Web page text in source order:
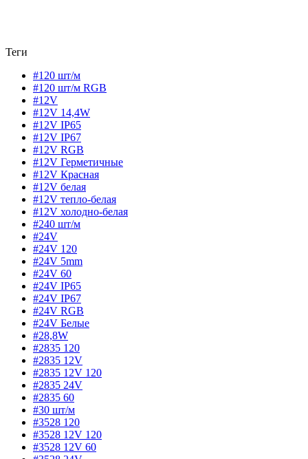
Теги
#120 шт/м
#120 шт/м RGB
#12V
#12V 14,4W
#12V IP65
#12V IP67
#12V RGB
#12V Герметичные
#12V Красная
#12V белая
#12V тепло-белая
#12V холодно-белая
#240 шт/м
#24V
#24V 120
#24V 5mm
#24V 60
#24V IP65
#24V IP67
#24V RGB
#24V Белые
#28,8W
#2835 120
#2835 12V
#2835 12V 120
#2835 24V
#2835 60
#30 шт/м
#3528 120
#3528 12V 120
#3528 12V 60